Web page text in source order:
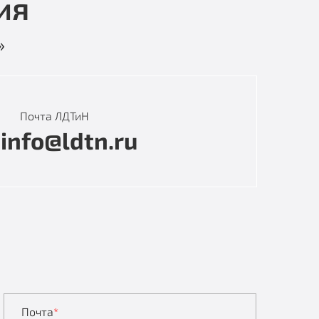
Почта ЛДТиН
info@ldtn.ru
Почта*